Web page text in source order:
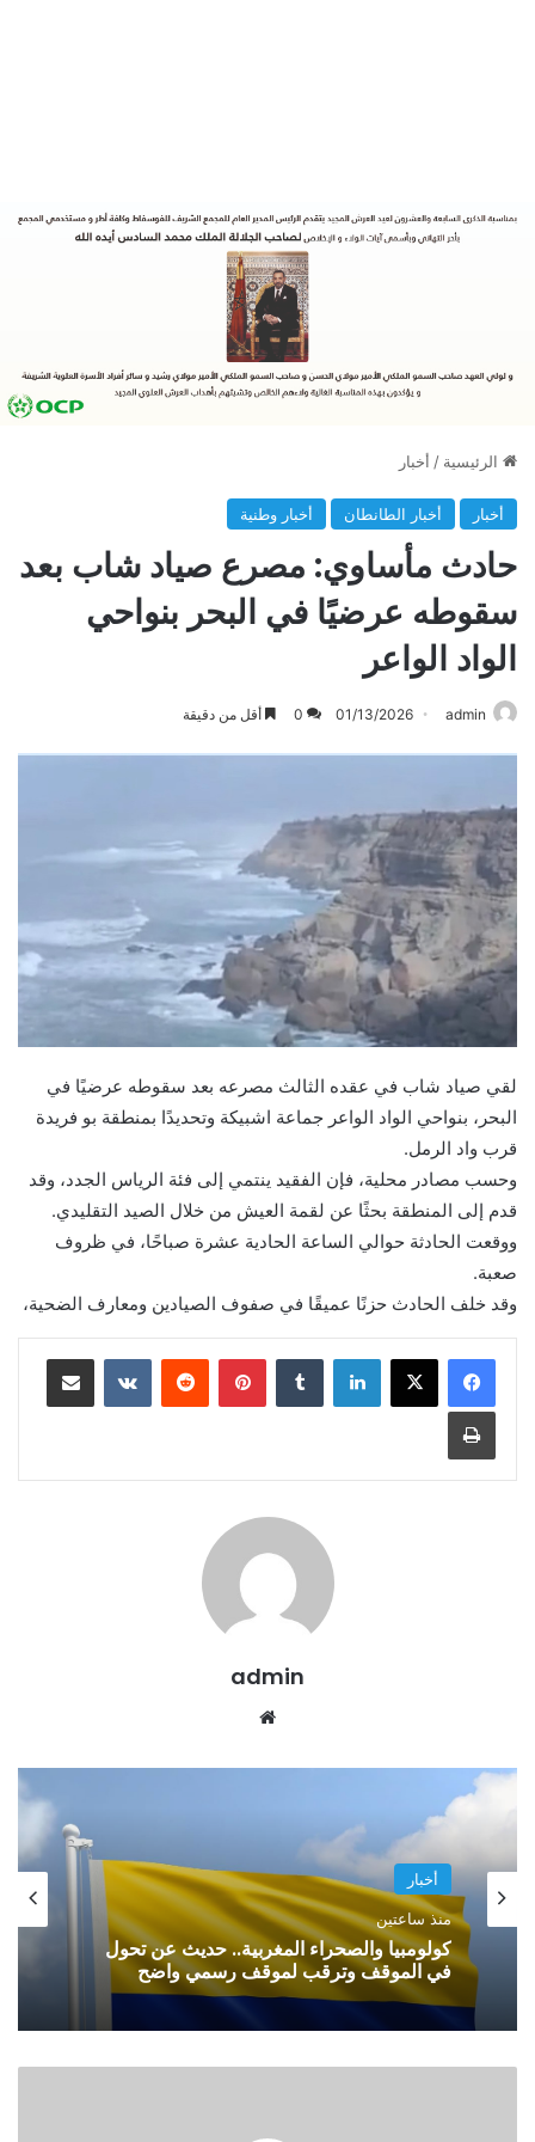
الرئيسية / أخبار
أخبار أخبار الطانطان أخبار وطنية
حادث مأساوي: مصرع صياد شاب بعد
سقوطه عرضيًا في البحر بنواحي
الواد الواعر
admin
01/13/2026
0 أقل من دقيقة
لقي صياد شاب في عقده الثالث مصرعه بعد سقوطه عرضيًا في
البحر، بنواحي الواد الواعر جماعة اشبيكة وتحديدًا بمنطقة بو فريدة
قرب واد الرمل.
وحسب مصادر محلية، فإن الفقيد ينتمي إلى فئة الرياس الجدد، وقد
قدم إلى المنطقة بحثًا عن لقمة العيش من خلال الصيد التقليدي.
ووقعت الحادثة حوالي الساعة الحادية عشرة صباحًا، في ظروف
صعبة.
وقد خلف الحادث حزنًا عميقًا في صفوف الصيادين ومعارف الضحية،
لينكدإن بينتيريست مشاركة عبر البريد
طباعة
admin
أخبار
منذ ساعتين
كولومبيا والصحراء المغربية.. حديث عن تحول
في الموقف وترقب لموقف رسمي واضح